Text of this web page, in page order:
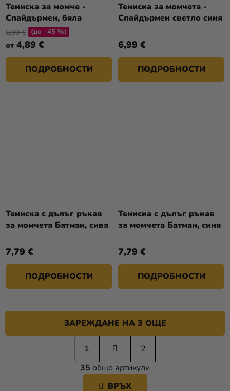
Тениска за момче -
Спайдърмен, бяла
от 4,89 €
8,99 € (до –45 %)
ПОДРОБНОСТИ
Тениска за момчета -
Спайдърмен светло синя
6,99 €
ПОДРОБНОСТИ
Тениска с дълъг ръкав
за момчета Батман, сива
7,79 €
ПОДРОБНОСТИ
Тениска с дълъг ръкав
за момчета Батман, синя
7,79 €
ПОДРОБНОСТИ
К
О
Н
ЗАРЕЖДАНЕ НА 3 ОЩЕ
П
а
г
и
а
1
2
35 общо артикули
ВРЪХ